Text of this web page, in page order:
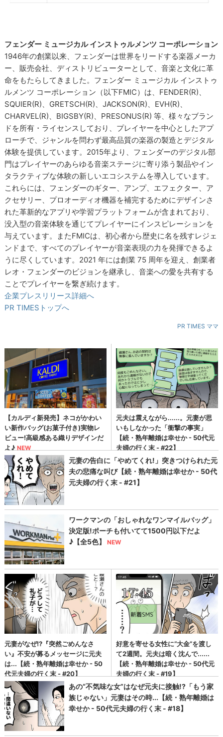
フェンダー ミュージカル インストゥルメンツ コーポレーション
1946年の創業以来、フェンダーは世界をリードする楽器メーカ
ー、販売会社、ディストリビューターとして、音楽と文化に革
命をもたらしてきました。フェンダー ミュージカル インストゥ
ルメンツ コーポレーション（以下FMIC）は、FENDER(R)、
SQUIER(R)、GRETSCH(R)、JACKSON(R)、EVH(R)、
CHARVEL(R)、BIGSBY(R)、PRESONUS(R) 等、様々なブラン
ドを所有・ライセンスしており、プレイヤーを中心としたアプ
ローチで、ジャンルを問わず最高品質の楽器の製造とデジタル
体験を提供しています。2015年より、フェンダーのデジタル部
門はプレイヤーのあらゆる音楽ステージに寄り添う製品やイン
タラクティブな体験の新しいエコシステムを導入しています。
これらには、フェンダーのギター、アンプ、エフェクター、ア
クセサリー、プロオーディオ機器を補完するためにデザインさ
れた革新的なアプリや学習プラットフォームが含まれており、
没入型の音楽体験を通じてプレイヤーにインスピレーションを
与えています。またFMICは、初心者から歴史に名を残すレジェ
ンドまで、すべてのプレイヤーが音楽表現の力を発揮できるよ
うに尽くしています。2021 年には創業 75 周年を迎え、創業者
レオ・フェンダーのビジョンを継承し、音楽への愛を共有する
ことでプレイヤーを繋ぎ続けます。
企業プレスリリース詳細へ
PR TIMESトップへ
PR TIMES ママ